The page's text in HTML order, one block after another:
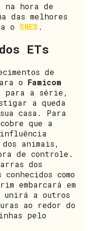
na hora de
das melhores
o SNES .
ETs
de
o Famicom
para a série,
a queda
casa. Para
que a
animais,
de controle.
dos
como
embarcará em
unirá a outros
ao redor do
pelo